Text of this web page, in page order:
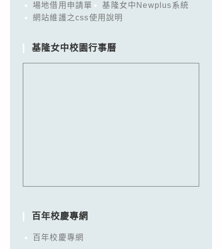
場地借用申請單
基隆女中Newplus系統
網站維護之css使用說明
基隆女中校園行事曆
百年校慶專網
百年校慶專網